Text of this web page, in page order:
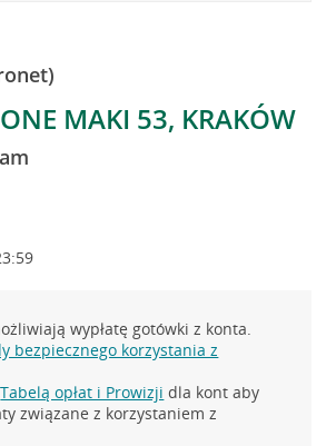
MAKI 53, KRAKÓW
wypłatę gotówki z konta.
bezpiecznego korzystania z
Tabelą opłat i Prowizji dla kont aby
związane z korzystaniem z